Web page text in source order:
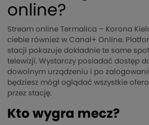
online?
Stream online Termalica – Korona
ciebie również w Canal+ Online.
stacji pokazuje dokładnie te same
telewizji. Wystarczy posiadać dostęp
dowolnym urządzeniu i po
będziesz mógł oglądać wszystkie
przez stację.
Kto wygra mecz?